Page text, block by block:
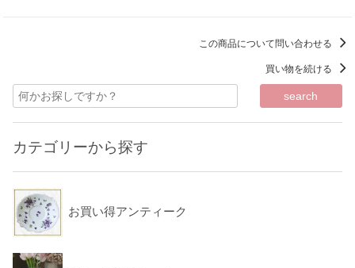
この商品について問い合わせる
買い物を続ける
カテゴリーから探す
お買い得アンティーク